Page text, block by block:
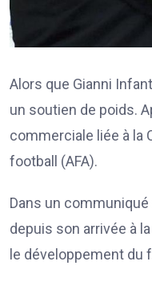
Alors que Gianni
un soutien de poids.
commerciale liée à la
football (AFA).
Dans un communiqué
depuis son arrivée à
le développement du